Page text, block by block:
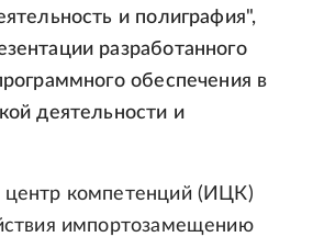
и полиграфия",
разработанного
обеспечения в
деятельности и
центр компетенций (ИЦК)
импортозамещению